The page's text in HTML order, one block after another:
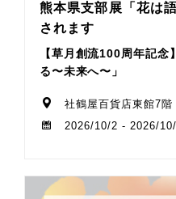
熊本県支部展「花は
されます
【草月創流100周年記
る〜未来へ〜」
社鶴屋百貨店東館7階
2026/10/2 - 2026/